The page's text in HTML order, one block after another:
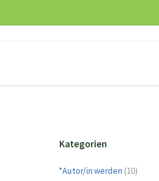
Kategorien
*Autor/in werden(10)